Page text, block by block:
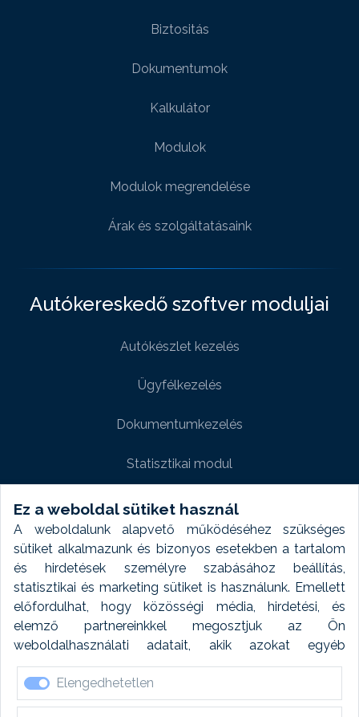
Ez a weboldal sütiket használ
A weboldalunk alapvető működéséhez szükséges
sütiket alkalmazunk és bizonyos esetekben a tartalom
és hirdetések személyre szabásához beállítás,
statisztikai és marketing sütiket is használunk. Emellett
előfordulhat, hogy közösségi média, hirdetési, és
elemző partnereinkkel megosztjuk az Ön
weboldalhasználati adatait, akik azokat egyéb
forrásokból gyűjtött adatokkal kombinálhatják. A sütik
elfogadásával kapcsolatosan naplózást végzünk és
ezen adatokat 6 hónap után automatikusan töröljük. A
Elengedhetetlen
Biztositás
Dokumentumok
Kalkulátor
Modulok
Modulok megrendelése
Árak és szolgáltatásaink
Autókereskedő szoftver moduljai
Autókészlet kezelés
Ügyfélkezelés
Dokumentumkezelés
Statisztikai modul
Weboldal modul
Fényképtár extra modul
Autómosó modul
Feladatütemezés